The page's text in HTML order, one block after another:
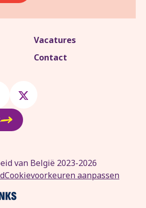
Vacatures
Contact
van België 2023-2026
Cookievoorkeuren aanpassen